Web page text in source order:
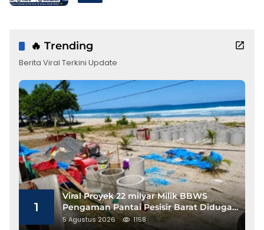
🔥 Trending
Berita Viral Terkini Update
1
Viral Proyek 22 milyar Milik BBWS
Pengaman Pantai Pesisir Barat Diduga
Gunakan Besi Banci
5 Agustus 2026 1158